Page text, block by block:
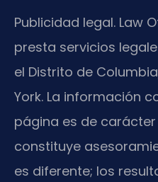
Publicidad legal. Law
presta servicios
el Distrito de
York. La información
página es de
constituye
es diferente; los